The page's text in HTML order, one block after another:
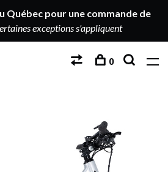
Québec pour une commande de
exceptions s'appliquent
0